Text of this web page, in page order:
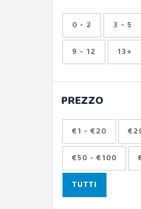
0 - 2 3 - 5
9 - 12 13+
PREZZO
€1 - €20
€50 - €100
TUTTI